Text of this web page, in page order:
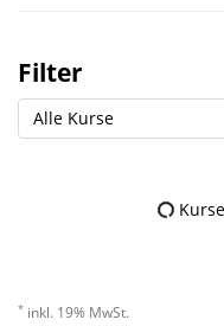
Filter
Alle Kurse
* inkl. 19% MwSt.